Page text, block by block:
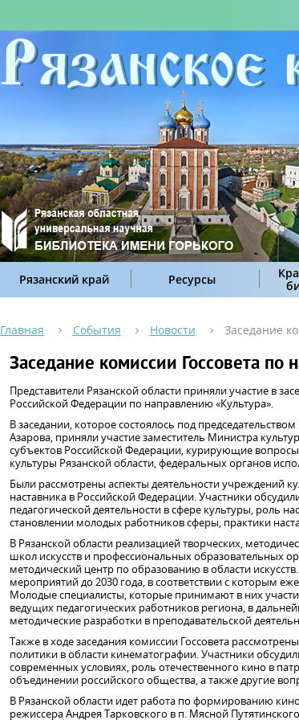
Рязанский край Ресурсы
Главная События Новости Заседание
Заседание комиссии Госсовета по
Представители Рязанской области приняли участие в
Российской Федерации по направлению «Культура».
В заседании, которое состоялось под
Азарова, приняли участие заместитель Министра
субъектов Российской Федерации, курирующие вопросы
культуры Рязанской области, федеральных органов
Были рассмотрены аспекты деятельности учреждений
наставника в Российской Федерации. Участники
педагогической деятельности в сфере культуры, роль
становлении молодых работников сферы, практики
В Рязанской области реализацией творческих,
школ искусств и профессиональных образовательных
методический центр по образованию в области
мероприятий до 2030 года, в соответствии с которым
Молодые специалисты, которые принимают в них
ведущих педагогических работников региона, в
методические разработки в преподавательской
Также в ходе заседания комиссии Госсовета
политики в области кинематографии. Участники
современных условиях, роль отечественного кино в
объединении российского общества, а также другие
В Рязанской области идет работа по формированию
режиссера Андрея Тарковского в п. Мясной